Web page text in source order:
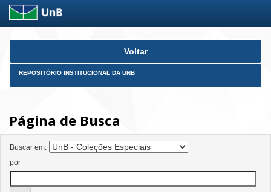
Skip
Voltar
REPOSITÓRIO INSTITUCIONAL DA UNB
Página de Busca
Buscar em:
por